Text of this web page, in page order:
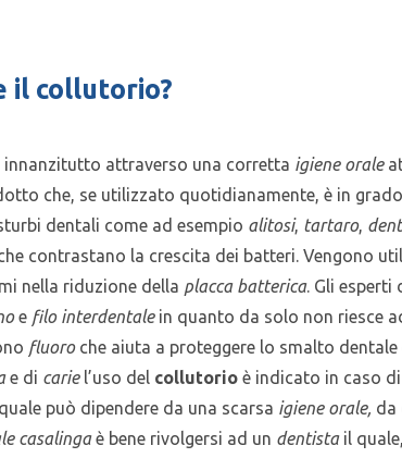
il collutorio?
innanzitutto attraverso una corretta igiene orale
che, se utilizzato quotidianamente, è in
dentali come ad esempio alitosi, tartaro,
contrastano la crescita dei batteri. Vengono
nella riduzione della placca batterica. Gli esperti
e filo interdentalein quanto da solo non riesce
fluoroche aiuta a proteggere lo smalto
e di cariel’uso del collutorio è indicato in caso di
può dipendere da una scarsa igiene orale, da
casalingaè bene rivolgersi ad un dentistail